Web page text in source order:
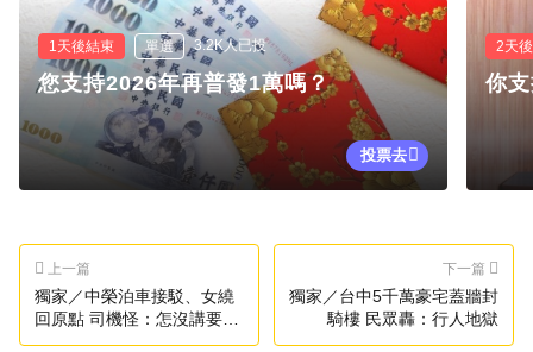
1天後結束 單選 3.2K人已投
您支持2026年再普發1萬嗎？
投票去
2天
你
上一篇
獨家／中榮泊車接駁、女繞
回原點 司機怪：怎沒講要下
車
下一篇
獨家／台中5千萬豪宅蓋牆封
騎樓 民眾轟：行人地獄